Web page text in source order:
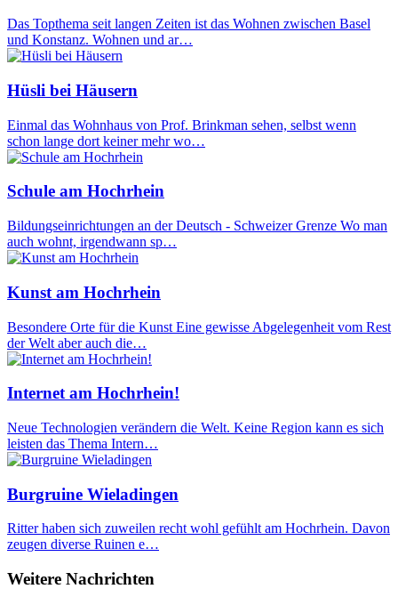
Das Topthema seit langen Zeiten ist das Wohnen zwischen Basel
und Konstanz. Wohnen und ar…
Hüsli bei Häusern
Einmal das Wohnhaus von Prof. Brinkman sehen, selbst wenn
schon lange dort keiner mehr wo…
Schule am Hochrhein
Bildungseinrichtungen an der Deutsch - Schweizer Grenze Wo man
auch wohnt, irgendwann sp…
Kunst am Hochrhein
Besondere Orte für die Kunst Eine gewisse Abgelegenheit vom Rest
der Welt aber auch die…
Internet am Hochrhein!
Neue Technologien verändern die Welt. Keine Region kann es sich
leisten das Thema Intern…
Burgruine Wieladingen
Ritter haben sich zuweilen recht wohl gefühlt am Hochrhein. Davon
zeugen diverse Ruinen e…
Weitere Nachrichten